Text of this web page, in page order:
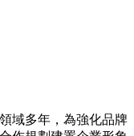
域多年，為強化品牌